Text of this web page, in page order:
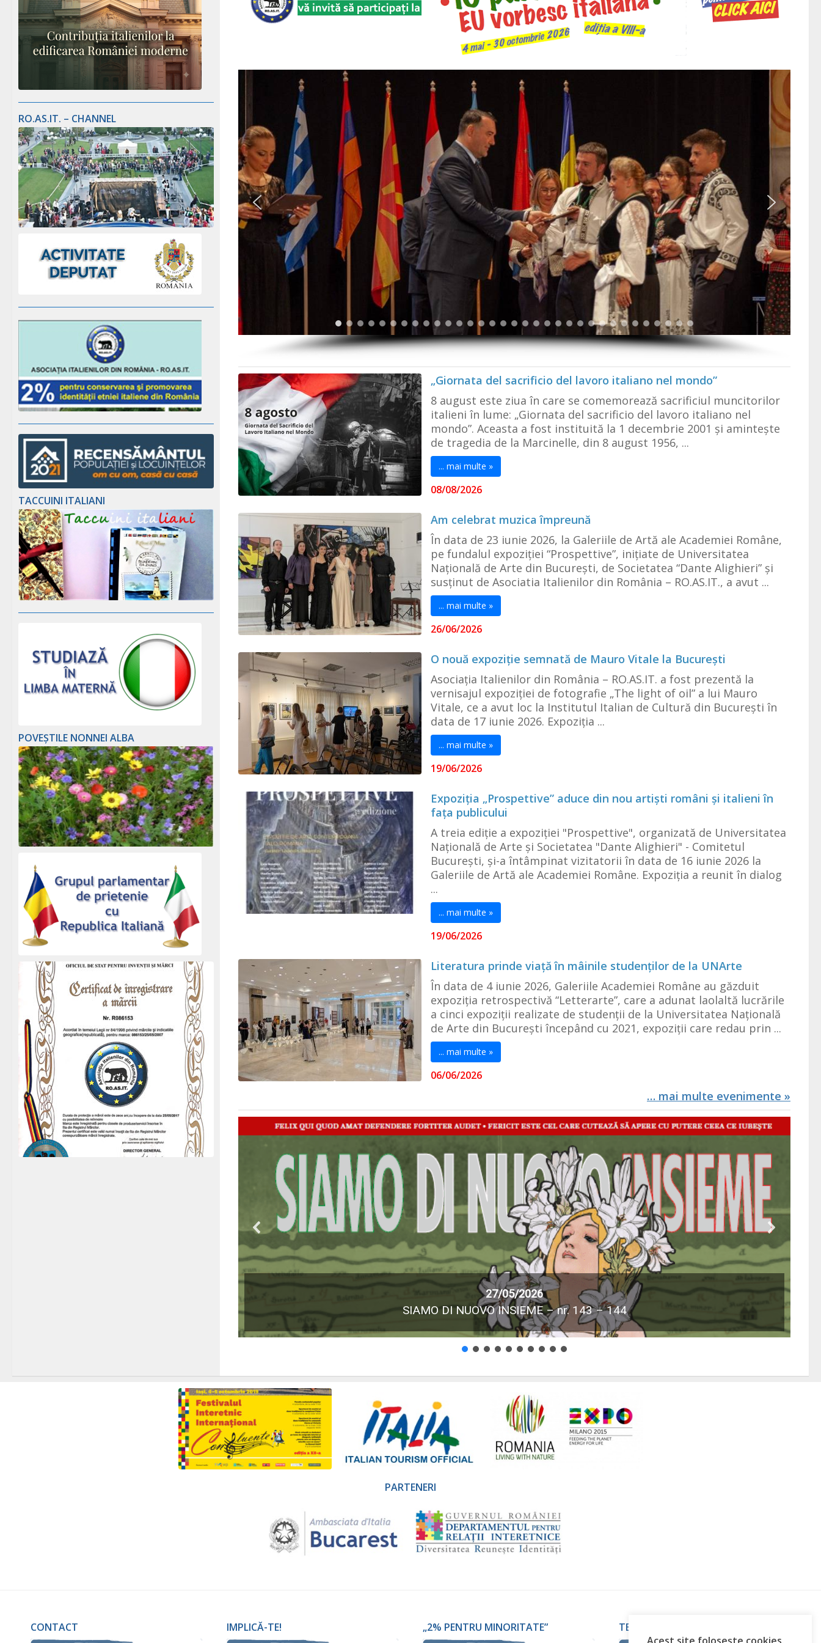
„Giornata del sacrificio del lavoro italiano nel mondo”
8 august este ziua în care se comemorează sacrificiul muncitorilor
italieni în lume: „Giornata del sacrificio del lavoro italiano nel
mondo”. Aceasta a fost instituită la 1 decembrie 2001 și amintește
de tragedia de la Marcinelle, din 8 august 1956, ...
... mai multe »
08/08/2026
Am celebrat muzica împreună
În data de 23 iunie 2026, la Galeriile de Artă ale Academiei Române,
pe fundalul expoziției “Prospettive”, inițiate de Universitatea
Națională de Arte din București, de Societatea “Dante Alighieri” și
susținut de Asociatia Italienilor din România – RO.AS.IT., a avut ...
... mai multe »
26/06/2026
O nouă expoziție semnată de Mauro Vitale la București
Asociația Italienilor din România – RO.AS.IT. a fost prezentă la
vernisajul expoziției de fotografie „The light of oil” a lui Mauro
Vitale, ce a avut loc la Institutul Italian de Cultură din București în
data de 17 iunie 2026. Expoziția ...
... mai multe »
19/06/2026
Expoziția „Prospettive” aduce din nou artiști români și italieni în
fața publicului
A treia ediție a expoziției "Prospettive", organizată de Universitatea
Națională de Arte și Societatea "Dante Alighieri" - Comitetul
București, și-a întâmpinat vizitatorii în data de 16 iunie 2026 la
Galeriile de Artă ale Academiei Române. Expoziția a reunit în dialog
...
... mai multe »
19/06/2026
Literatura prinde viață în mâinile studenților de la UNArte
În data de 4 iunie 2026, Galeriile Academiei Române au găzduit
expoziția retrospectivă “Letterarte”, care a adunat laolaltă lucrările
a cinci expoziții realizate de studenții de la Universitatea Națională
de Arte din București începând cu 2021, expoziții care redau prin ...
... mai multe »
06/06/2026
… mai multe evenimente »
27/05/2026
SIAMO DI NUOVO INSIEME – nr. 143 – 144
RO.AS.IT. – CHANNEL
TACCUINI ITALIANI
POVEȘTILE NONNEI ALBA
PARTENERI
CONTACT IMPLICĂ-TE! „2% PENTRU MINORITATE”
TERMENI ȘI CONDIȚII